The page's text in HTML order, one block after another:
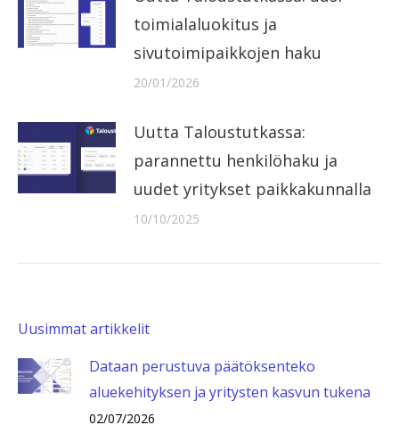
toimialaluokitus ja
sivutoimipaikkojen haku
20/01/2026
Uutta Taloustutkassa:
parannettu henkilöhaku ja
uudet yritykset paikkakunnalla
10/10/2025
Uusimmat artikkelit
Dataan perustuva päätöksenteko
aluekehityksen ja yritysten kasvun tukena
02/07/2026